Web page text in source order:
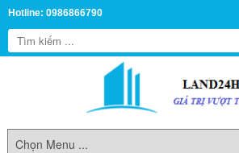
Hotline: 0986866790